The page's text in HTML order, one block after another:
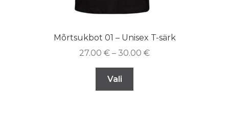
Mõrtsukbot 01 – Unisex T-särk
27.00 € – 30.00 €
Vali